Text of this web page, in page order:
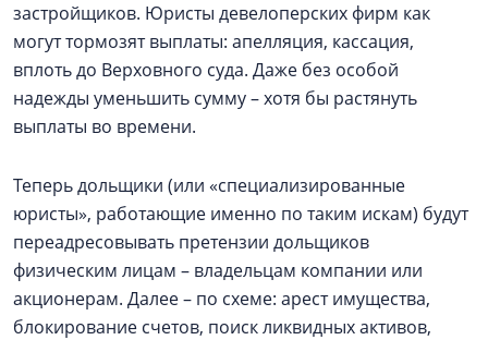
застройщиков. Юристы девелоперских фирм как
могут тормозят выплаты: апелляция, кассация,
вплоть до Верховного суда. Даже без особой
надежды уменьшить сумму – хотя бы растянуть
выплаты во времени.
Теперь дольщики (или «специализированные
юристы», работающие именно по таким искам) будут
переадресовывать претензии дольщиков
физическим лицам – владельцам компании или
акционерам. Далее – по схеме: арест имущества,
блокирование счетов, поиск ликвидных активов,